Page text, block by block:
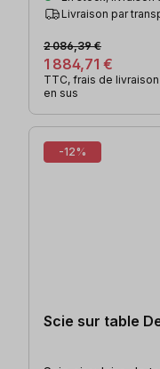
Livraison par
1 884,71 €
2 086,39 €
TTC, frais de livraison
en sus
-12%